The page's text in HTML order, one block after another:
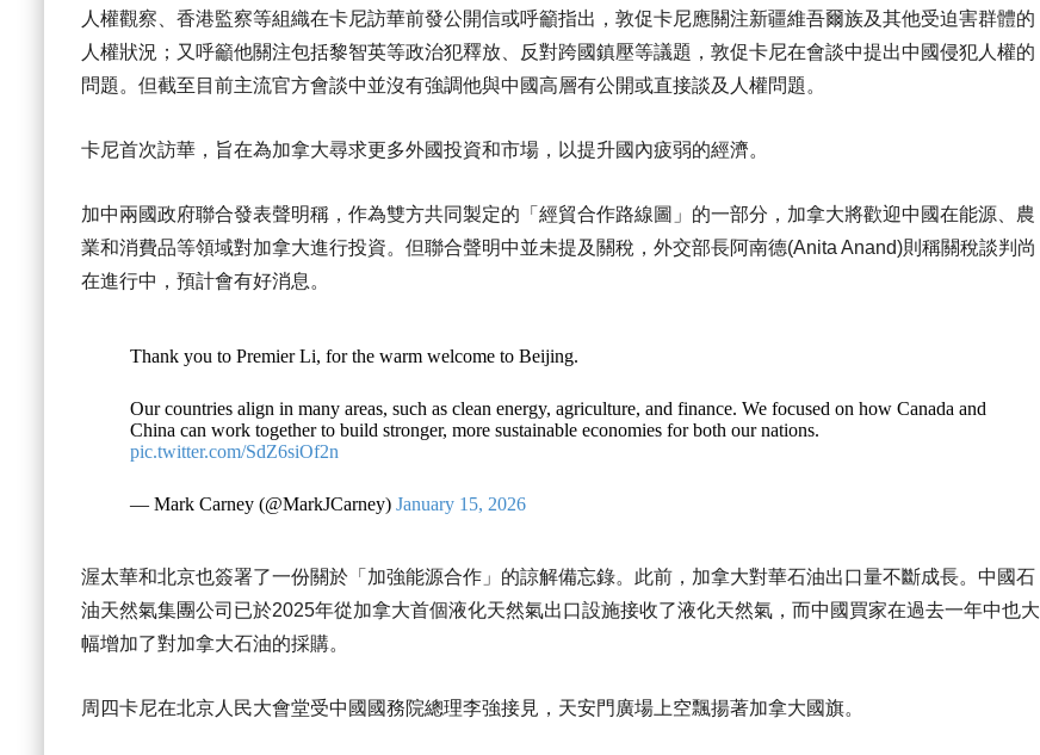
人權觀察、香港監察等組織在卡尼訪華前發公開信或呼籲指出，敦促卡尼應關注新疆維吾爾族及其他受迫害群體的
人權狀況；又呼籲他關注包括黎智英等政治犯釋放、反對跨國鎮壓等議題，敦促卡尼在會談中提出中國侵犯人權的
問題。但截至目前主流官方會談中並沒有強調他與中國高層有公開或直接談及人權問題。
卡尼首次訪華，旨在為加拿大尋求更多外國投資和市場，以提升國內疲弱的經濟。
加中兩國政府聯合發表聲明稱，作為雙方共同製定的「經貿合作路線圖」的一部分，加拿大將歡迎中國在能源、農
業和消費品等領域對加拿大進行投資。但聯合聲明中並未提及關稅，外交部長阿南德(Anita Anand)則稱關稅談判尚
在進行中，預計會有好消息。
Thank you to Premier Li, for the warm welcome to Beijing.
Our countries align in many areas, such as clean energy, agriculture, and finance. We focused on how Canada and
China can work together to build stronger, more sustainable economies for both our nations.
pic.twitter.com/SdZ6siOf2n
— Mark Carney (@MarkJCarney) January 15, 2026
渥太華和北京也簽署了一份關於「加強能源合作」的諒解備忘錄。此前，加拿大對華石油出口量不斷成長。中國石
油天然氣集團公司已於2025年從加拿大首個液化天然氣出口設施接收了液化天然氣，而中國買家在過去一年中也大
幅增加了對加拿大石油的採購。
周四卡尼在北京人民大會堂受中國國務院總理李強接見，天安門廣場上空飄揚著加拿大國旗。